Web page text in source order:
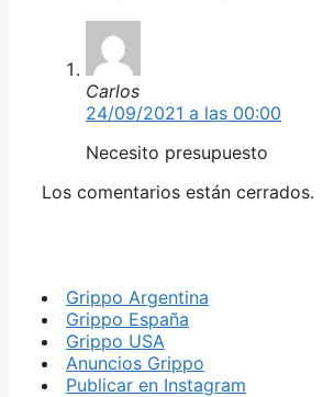
Carlos
24/09/2021 a las 00:00
Necesito presupuesto
Los comentarios están cerrados.
Grippo Argentina
Grippo España
Grippo USA
Anuncios Grippo
Publicar en Instagram